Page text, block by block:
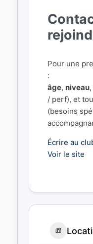
Pour une
:
âge, niveau,
/ perf), et
(besoins
Écrire au
Voir le site